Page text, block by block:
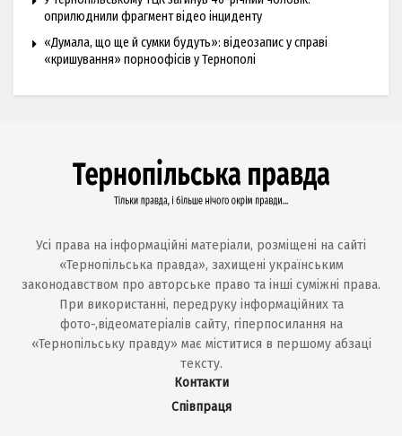
оприлюднили фрагмент відео інциденту
«Думала, що ще й сумки будуть»: відеозапис у справі
«кришування» порноофісів у Тернополі
Усі права на інформаційні матеріали, розміщені на сайті
«Тернопільська правда», захищені українським
законодавством про авторське право та інші суміжні права.
При використанні, передруку інформаційних та
фото-,відеоматеріалів сайту, гіперпосилання на
«Тернопільську правду» має міститися в першому абзаці
тексту.
Контакти
Співпраця